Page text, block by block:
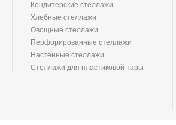
Кондитерские стеллажи
Хлебные стеллажи
Овощные стеллажи
Перфорированные стеллажи
Настенные стеллажи
Стеллажи для пластиковой тары